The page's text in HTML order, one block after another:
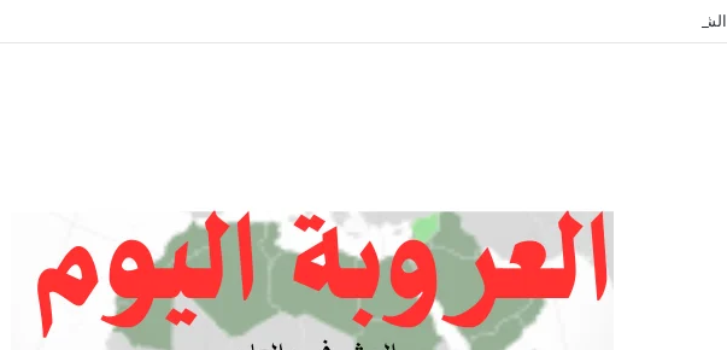
الشراكة الاستراتيجية بين السودان والسعودية… مشروع للمستقبل لا اتفاق للماضي